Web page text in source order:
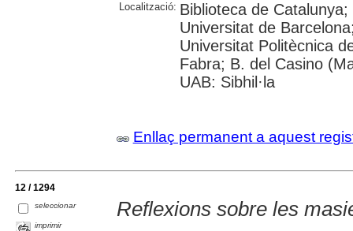
Localització: Biblioteca de
Universitat de
Universitat Politècnica
Fabra; B. del Casino
UAB: Sibhil·la
Enllaç permanent a aquest
12 / 1294
seleccionar
imprimir
Reflexions sobre les